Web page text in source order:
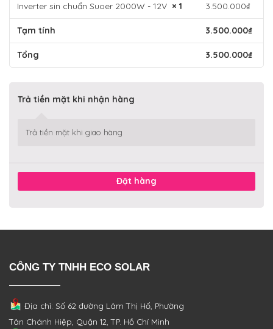
Inverter sin chuẩn Suoer 2000W - 12V × 1 ₫
3.500.000
Tạm tính ₫
3.500.000
Tổng ₫
3.500.000
Trả tiền mặt khi nhận hàng
Trả tiền mặt khi giao hàng
Đặt hàng
CÔNG TY TNHH ECO SOLAR
Địa chỉ: Số 62 đường Lâm Thị Hố, Phường
Tân Chánh Hiệp, Quận 12, TP. Hồ Chí Minh